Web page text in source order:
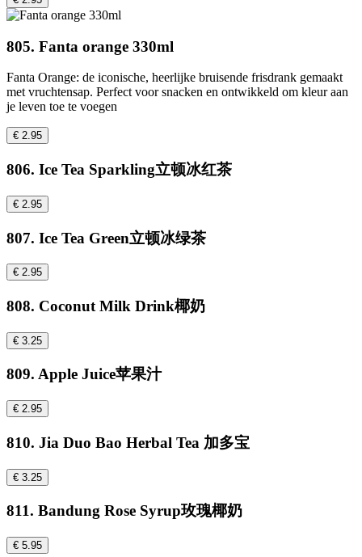
805. Fanta orange 330ml
Fanta Orange: de iconische, heerlijke bruisende frisdrank gemaakt
met vruchtensap. Perfect voor snacken en ontwikkeld om kleur aan
je leven toe te voegen
€ 2.95
806. Ice Tea Sparkling立顿冰红茶
€ 2.95
807. Ice Tea Green立顿冰绿茶
€ 2.95
808. Coconut Milk Drink椰奶
€ 3.25
809. Apple Juice苹果汁
€ 2.95
810. Jia Duo Bao Herbal Tea 加多宝
€ 3.25
811. Bandung Rose Syrup玫瑰椰奶
€ 5.95